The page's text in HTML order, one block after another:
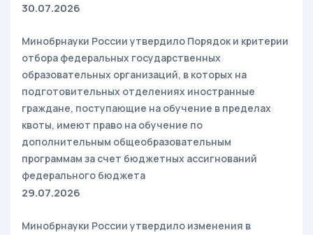
30.07.2026
Минобрнауки России утвердило Порядок и критерии
отбора федеральных государственных
образовательных организаций, в которых на
подготовительных отделениях иностранные
граждане, поступающие на обучение в пределах
квоты, имеют право на обучение по
дополнительным общеобразовательным
программам за счет бюджетных ассигнований
федерального бюджета
29.07.2026
Минобрнауки России утвердило изменения в